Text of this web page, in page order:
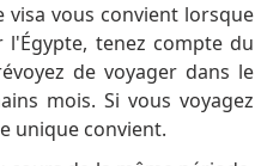
vous convient lorsque
tenez compte du
de voyager dans le
mois. Si vous voyagez
unique convient.